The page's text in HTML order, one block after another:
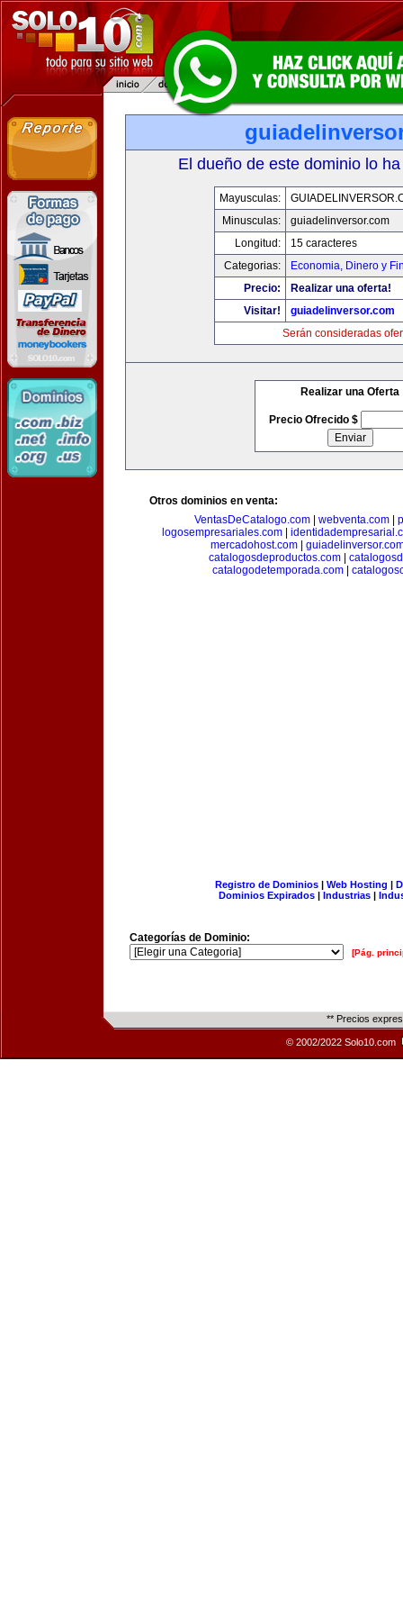
El dueño de este dominio lo
Mayusculas:
Minusculas:
guiadelinversor.com
Longitud:
15 caracteres
Categorias:
Economia, Dinero y
Precio:
Realizar una oferta!
Visitar!
guiadelinversor.com
Serán consideradas
Realizar una Oferta
Precio Ofrecido $
Otros dominios en venta:
VentasDeCatalogo.com| webventa.com|
logosempresariales.com|
mercadohost.com|
catalogosdeproductos.com
catalogodetemporada.com
Registro de Dominios| Web Hosting |
Dominios Expirados | Industrias |
Categorías de Dominio:
[Pág.
** Precios
© 2002/2022 Solo10.com